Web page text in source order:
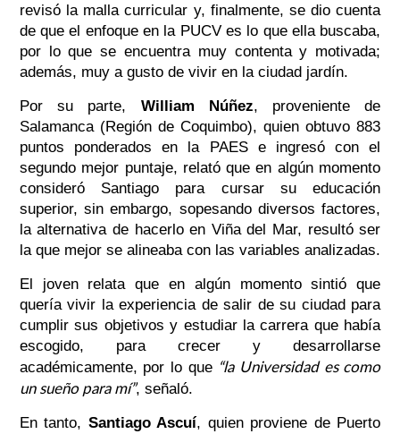
revisó la malla curricular y, finalmente, se dio cuenta
de que el enfoque en la PUCV es lo que ella buscaba,
por lo que se encuentra muy contenta y motivada;
además, muy a gusto de vivir en la ciudad jardín.
Por su parte, William Núñez, proveniente de
Salamanca (Región de Coquimbo), quien obtuvo 883
puntos ponderados en la PAES e ingresó con el
segundo mejor puntaje, relató que en algún momento
consideró Santiago para cursar su educación
superior, sin embargo, sopesando diversos factores,
la alternativa de hacerlo en Viña del Mar, resultó ser
la que mejor se alineaba con las variables analizadas.
El joven relata que en algún momento sintió que
quería vivir la experiencia de salir de su ciudad para
cumplir sus objetivos y estudiar la carrera que había
escogido, para crecer y desarrollarse
académicamente, por lo que “la Universidad es como
un sueño para mí”, señaló.
En tanto, Santiago Ascuí, quien proviene de Puerto